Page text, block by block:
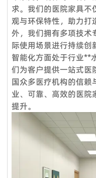
求。我们的医院家具不
观与环保特性，助力打
外，我们拥有多项技术
际使用场景进行持续创
智能化方面处于行业**
们为客户提供一站式医
国众多医疗机构的信赖
业、可靠、高效的医院
提升。
方案设计、配置、现场测
来自政府、医疗机构、教
还负责提供专业的服务，
强大的销售团队，这就是
服务理念：客户至上
售前服务：
VOUPLUS坚持把专业的
供专业的方案设计、**合
于打造和谐的工作环境。
销售服务：
我们是一支专业的咨询团
和详细的家具保养原则。
标准产品，通常以 TT
OA；贸易保证可接受。
Q4：交货时间怎么
标准产品需要5-7个工作
产需要10天**。
Q5：我是一个小批
当然可以。从您联系我们
客户。无论您的数量多大
未来能够共同成长。
Q6：我可以把我
是的。您可以将您的织物
上放置您的徽标。此外，